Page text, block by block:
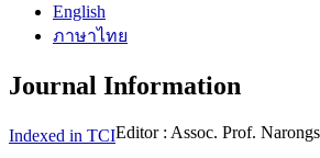
English
ภาษาไทย
Journal Information
Indexed in TCIEditor : Assoc. Prof.